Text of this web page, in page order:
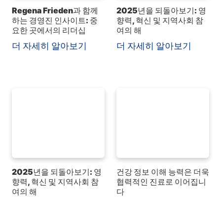
Regena Frieden과 함께
하는 경영진 인사이트: 중
요한 곳에서의 리더십
더 자세히 알아보기
2025년을 되돌아보기: 영
향력, 혁신 및 지역사회 참
여의 해
더 자세히 알아보기
2025년을 되돌아보기: 영
향력, 혁신 및 지역사회 참
여의 해
건강 정보 이해 능력은 더욱
협력적인 진료로 이어집니
다